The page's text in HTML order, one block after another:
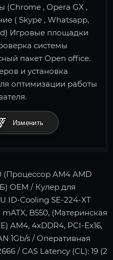
(Chrome , Opera GX ,
( Skype , Whatsapp,
Игровые площадки
системы
пакет Open office.
и установка
оптимизации работы
AM4 AMD
OEM / Кулер для
ID-Cooling SE-224-XT
B550, (Материнская
AM4, 4xDDR4, PCI-Ex16,
1Gb/s / Оперативная
/ CAS Latency (CL): 19 (2